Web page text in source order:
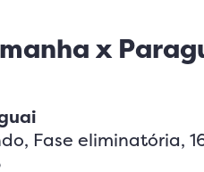
x
Fase eliminatória,